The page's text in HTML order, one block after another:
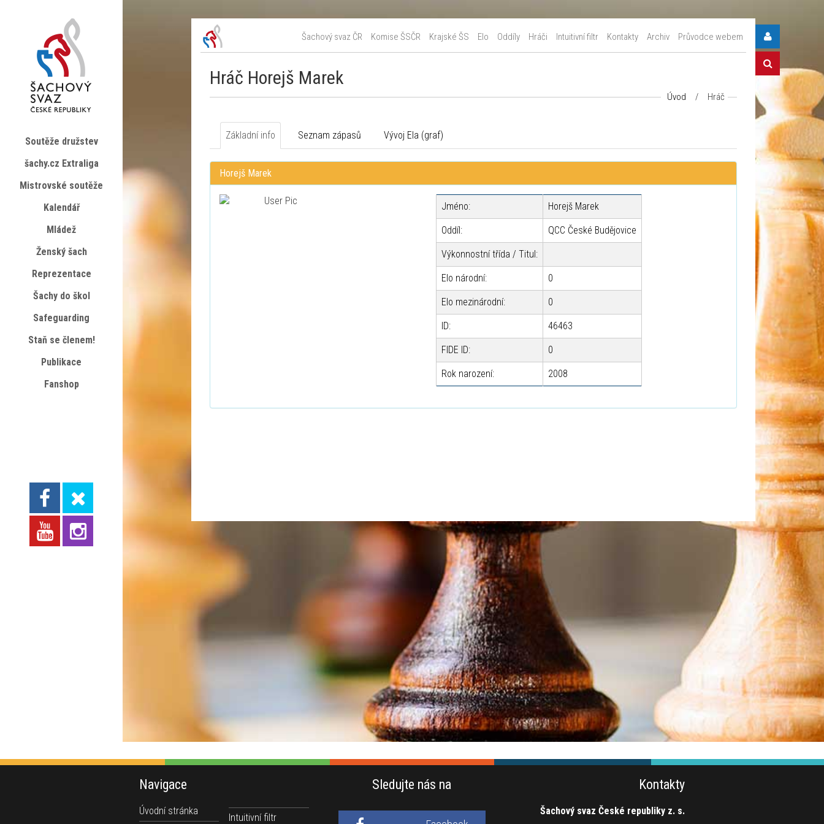
Šachový svaz ČR Komise ŠSČR Krajské ŠS Elo Oddíly Hráči Intuitivní filtr Kontakty Archiv Průvodce webem
Hráč Horejš Marek
Úvod / Hráč
Základní info Seznam zápasů Vývoj Ela (graf)
Horejš Marek
Jméno: Horejš Marek
Oddíl: QCC České Budějovice
Výkonnostní třída / Titul:
Elo národní: 0
Elo mezinárodní: 0
ID: 46463
FIDE ID: 0
Rok narození: 2008
Soutěže družstev
šachy.cz Extraliga
Mistrovské soutěže
Kalendář
Mládež
Ženský šach
Reprezentace
Šachy do škol
Safeguarding
Staň se členem!
Publikace
Fanshop
Navigace
Úvodní stránka
Intuitivní filtr
Sledujte nás na Kontakty
Šachový svaz České republiky z. s.